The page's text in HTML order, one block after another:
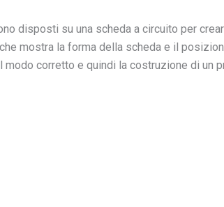
disposti su una scheda a circuito per
mostra la forma della scheda e il
corretto e quindi la costruzione di un